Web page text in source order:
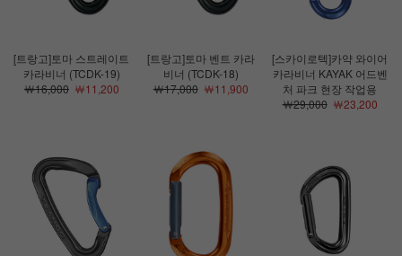
[트랑고]토마 스트레이트
카라비너 (TCDK-19)
￦16,000￦11,200
[트랑고]토마 벤트 카라
비너 (TCDK-18)
￦17,000￦11,900
[스카이로텍]카약 와이어
카라비너 KAYAK 어드벤
처 파크 현장 작업용
￦29,000￦23,200